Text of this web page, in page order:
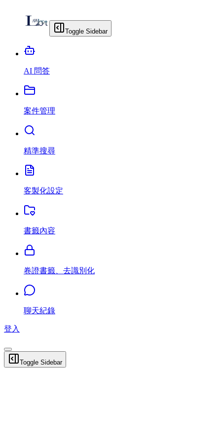
Toggle Sidebar
AI 問答
案件管理
精準搜尋
客製化設定
書籤內容
卷證書籤、去識別化
聊天紀錄
登入
Toggle Sidebar